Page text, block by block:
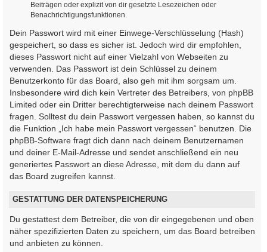
Beiträgen oder explizit von dir gesetzte Lesezeichen oder
Benachrichtigungsfunktionen.
Dein Passwort wird mit einer Einwege-Verschlüsselung (Hash)
gespeichert, so dass es sicher ist. Jedoch wird dir empfohlen,
dieses Passwort nicht auf einer Vielzahl von Webseiten zu
verwenden. Das Passwort ist dein Schlüssel zu deinem
Benutzerkonto für das Board, also geh mit ihm sorgsam um.
Insbesondere wird dich kein Vertreter des Betreibers, von phpBB
Limited oder ein Dritter berechtigterweise nach deinem Passwort
fragen. Solltest du dein Passwort vergessen haben, so kannst du
die Funktion „Ich habe mein Passwort vergessen“ benutzen. Die
phpBB-Software fragt dich dann nach deinem Benutzernamen
und deiner E-Mail-Adresse und sendet anschließend ein neu
generiertes Passwort an diese Adresse, mit dem du dann auf
das Board zugreifen kannst.
GESTATTUNG DER DATENSPEICHERUNG
Du gestattest dem Betreiber, die von dir eingegebenen und oben
näher spezifizierten Daten zu speichern, um das Board betreiben
und anbieten zu können.